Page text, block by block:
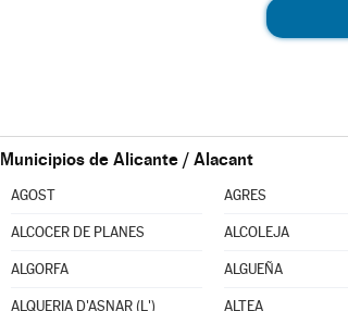
Municipios de Alicante / Alacant
AGOST AGRES
ALCOCER DE PLANES ALCOLEJA
ALGORFA ALGUEÑA
ALQUERIA D'ASNAR (L') ALTEA